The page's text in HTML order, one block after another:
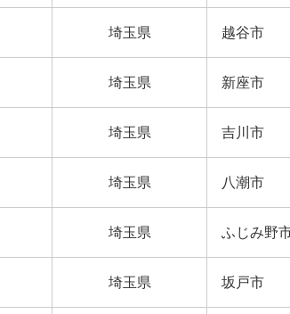
埼玉県 越谷市
埼玉県 新座市
埼玉県 吉川市
埼玉県 八潮市
埼玉県 ふじみ野
埼玉県 坂戸市